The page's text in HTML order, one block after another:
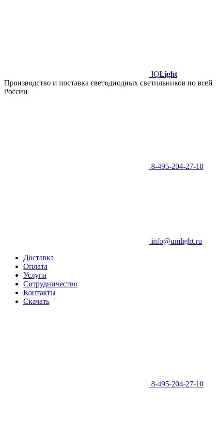
IQLight
Производство и поставка светодиодных светильников по всей
России
8-495-204-27-10
info@umlight.ru
Доставка
Оплата
Услуги
Сотрудничество
Контакты
Скачать
8-495-204-27-10